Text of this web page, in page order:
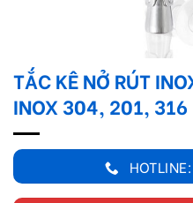
TẮC KÊ NỞ RÚT
INOX 304, 201, 316